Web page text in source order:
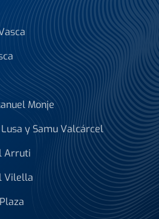
Monje
y Samu Valcárcel
Arruti
Vilella